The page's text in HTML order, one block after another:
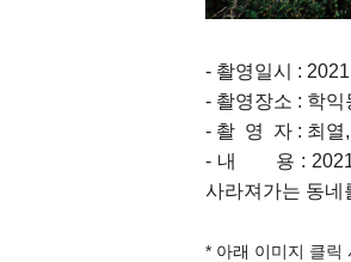
- 촬영일시 :
- 촬영장소 : 학익
- 촬 영 자 : 최열,
- 내 용 : 2021
사라져가는 동네
* 아래 이미지 클릭